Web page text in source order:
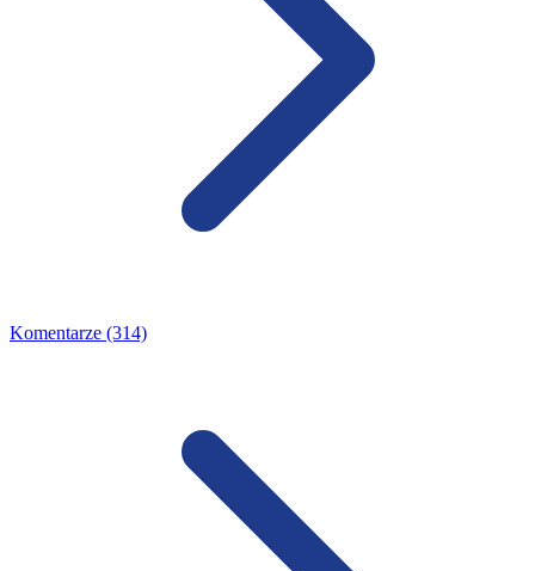
Komentarze (314)